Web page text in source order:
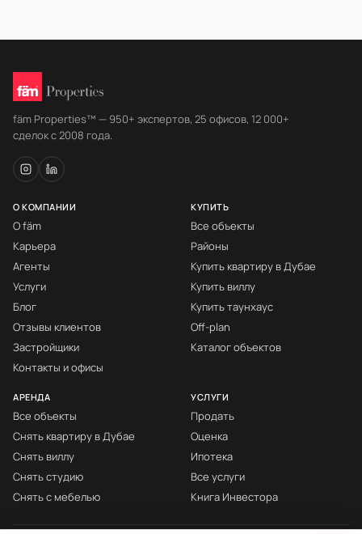
fäm Properties™ — 950+ экспертов, 25 офисов, 12 000+
сделок с 2008 года.
О КОМПАНИИ
О fäm
Карьера
Агенты
Услуги
Блог
Отзывы клиентов
Застройщики
Контакты и офисы
КУПИТЬ
Все объекты
Районы
Купить квартиру в Дубае
Купить виллу
Купить таунхаус
Off-plan
Каталог объектов
АРЕНДА
Все объекты
Снять квартиру в Дубае
Снять виллу
Снять студию
Снять с мебелью
УСЛУГИ
Продать
Оценка
Ипотека
Все услуги
Книга Инвестора